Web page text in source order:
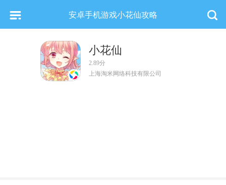
安卓手机游戏小花仙攻略
小花仙
2.89分
上海淘米网络科技有限公司